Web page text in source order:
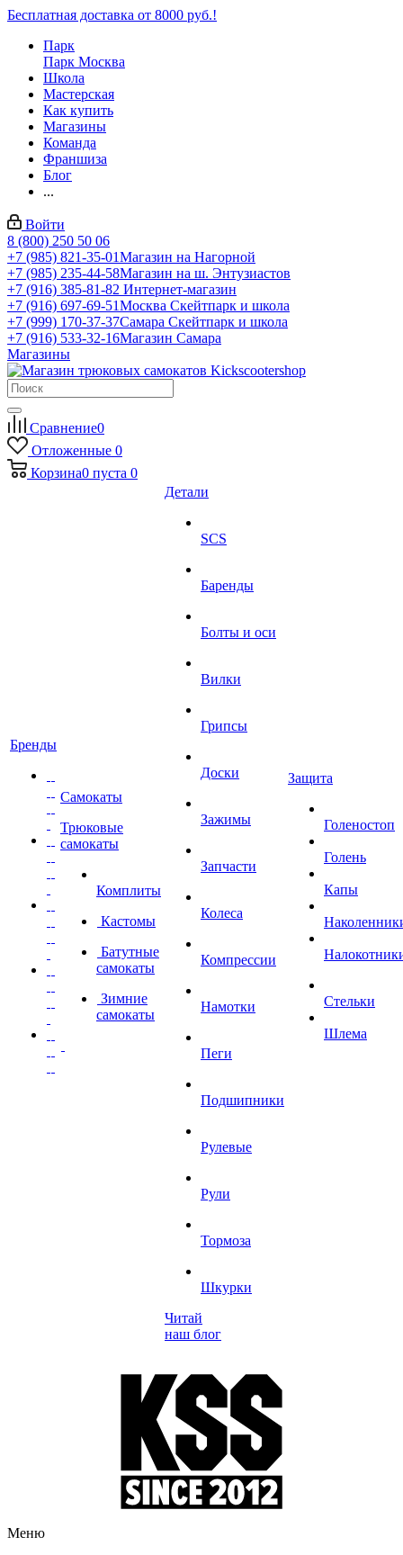
Бесплатная доставка от 8000 руб.!
Парк
Парк Москва
Школа
Мастерская
Как купить
Магазины
Команда
Франшиза
Блог
...
Войти
8 (800) 250 50 06
+7 (985) 821-35-01Магазин на Нагорной
+7 (985) 235-44-58Магазин на ш. Энтузиастов
+7 (916) 385-81-82 Интернет-магазин
+7 (916) 697-69-51Москва Скейтпарк и школа
+7 (999) 170-37-37Самара Скейтпарк и школа
+7 (916) 533-32-16Магазин Самара
Магазины
Сравнение0
Отложенные 0
Корзина0 пуста 0
Бренды
Самокаты
Трюковые
самокаты
Комплиты
Кастомы
Батутные
самокаты
Зимние
самокаты
Детали
SCS
Баренды
Болты и оси
Вилки
Грипсы
Доски
Зажимы
Запчасти
Колеса
Компрессии
Намотки
Пеги
Подшипники
Рулевые
Рули
Тормоза
Шкурки
Читай
наш блог
Защита
Голеностоп
Голень
Капы
Стельки
Шлема
Меню